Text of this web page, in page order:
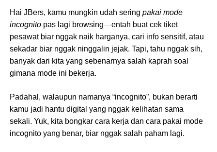
Hai JBers, kamu mungkin udah sering pakai mode
incognito pas lagi browsing—entah buat cek tiket
pesawat biar nggak naik harganya, cari info sensitif, atau
sekadar biar nggak ninggalin jejak. Tapi, tahu nggak sih,
banyak dari kita yang sebenarnya salah kaprah soal
gimana mode ini bekerja.
Padahal, walaupun namanya “incognito”, bukan berarti
kamu jadi hantu digital yang nggak kelihatan sama
sekali. Yuk, kita bongkar cara kerja dan cara pakai mode
incognito yang benar, biar nggak salah paham lagi.